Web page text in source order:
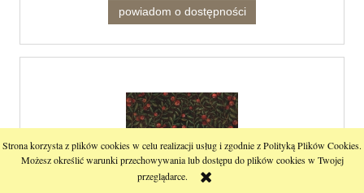
Strona korzysta z plików cookies w celu realizacji usług i zgodnie z Polityką Plików Cookies.
Możesz określić warunki przechowywania lub dostępu do plików cookies w Twojej
przeglądarce.
powiadom o dostępności